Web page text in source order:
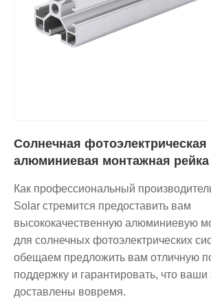
Солнечная фотоэлектрическая
алюминиевая монтажная рейка
Как профессиональный
Solar стремится предоставить вам
высококачественную алюминиевую
для солнечных фотоэлектрических
обещаем предложить вам отличную
поддержку и гарантировать, что ваши
доставлены вовремя.